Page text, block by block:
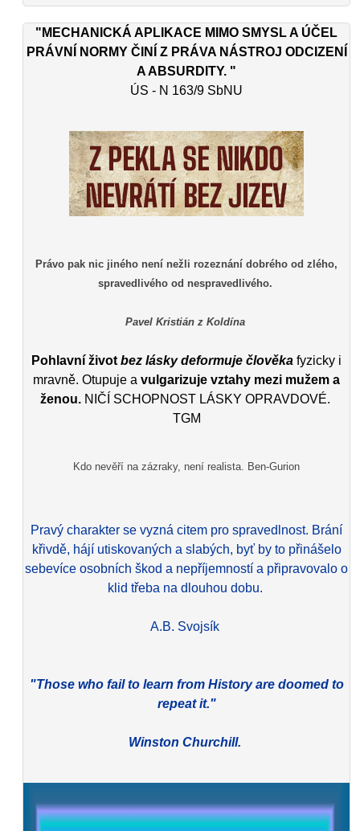
"MECHANICKÁ APLIKACE MIMO SMYSL A ÚČEL
PRÁVNÍ NORMY ČINÍ Z PRÁVA NÁSTROJ ODCIZENÍ
A ABSURDITY. "
ÚS - N 163/9 SbNU
Právo pak nic jiného není nežli rozeznání dobrého od zlého,
spravedlivého od nespravedlivého.
Pavel Kristián z Koldína
Pohlavní život bez lásky deformuje člověka fyzicky i
mravně. Otupuje avulgarizuje vztahy mezi mužem a
ženou. NIČÍ SCHOPNOST LÁSKY OPRAVDOVÉ.
TGM
Kdo nevěří na zázraky, není realista. Ben-Gurion
Pravý charakter se vyzná citem pro spravedlnost. Brání
křivdě, hájí utiskovaných a slabých, byť by to přinášelo
sebevíce osobních škod a nepříjemností a připravovalo o
klid třeba na dlouhou dobu.
A.B. Svojsík
"Those who fail to learn from History are doomed to
repeat it."
Winston Churchill.